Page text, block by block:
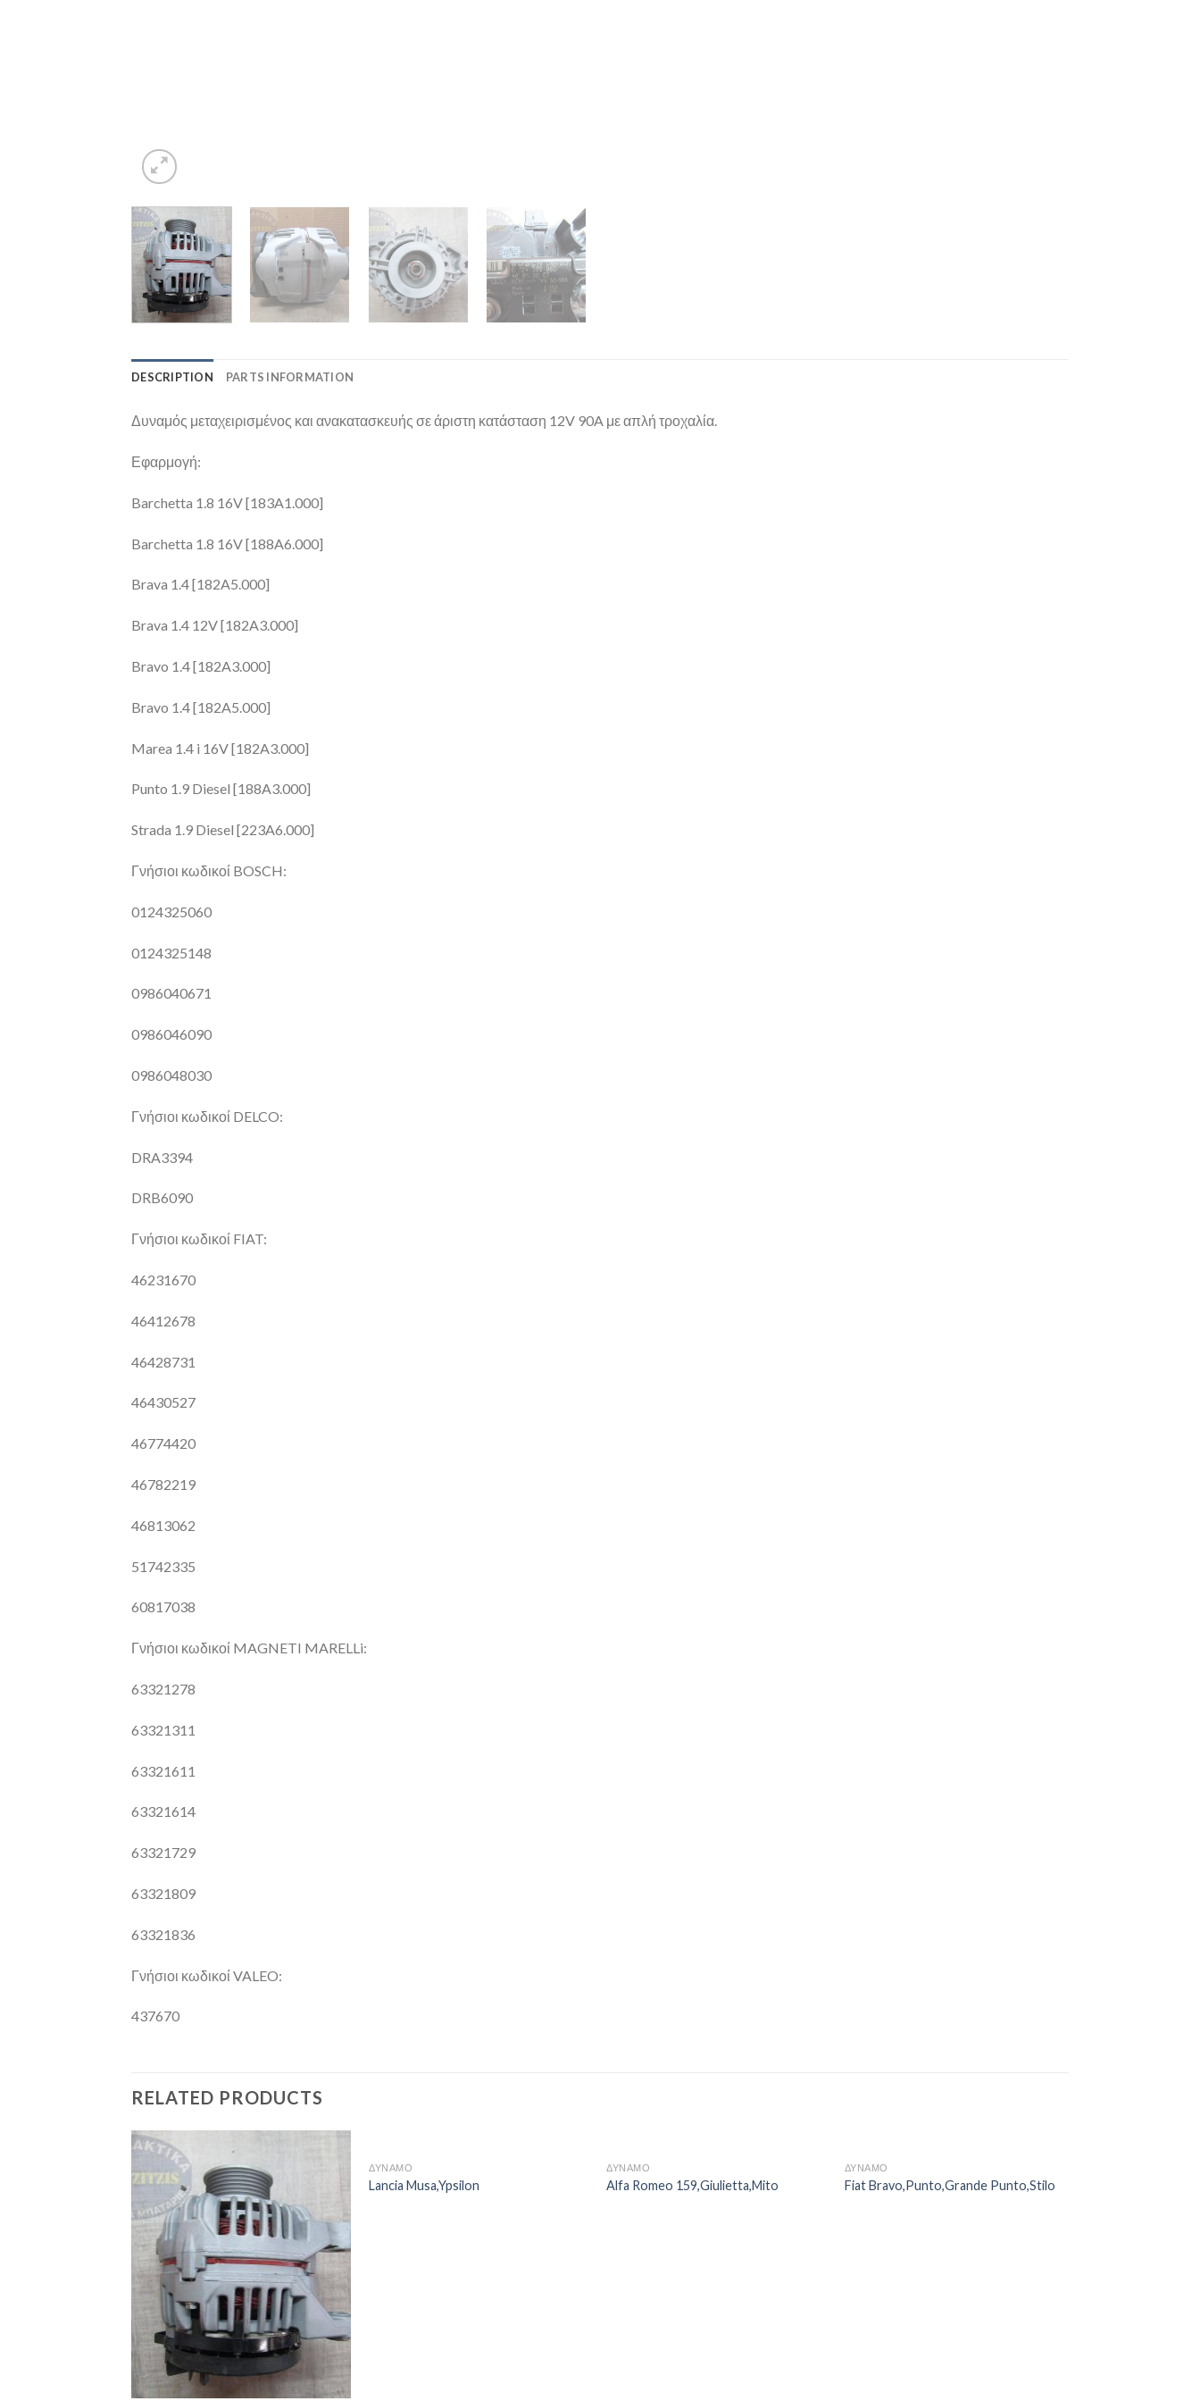
DESCRIPTION PARTS INFORMATION
Δυναμός μεταχειρισμένος και ανακατασκευής σε άριστη κατάσταση 12V 90A με απλή τροχαλία.
Εφαρμογή:
Barchetta 1.8 16V [183A1.000]
Barchetta 1.8 16V [188A6.000]
Brava 1.4 [182A5.000]
Brava 1.4 12V [182A3.000]
Bravo 1.4 [182A3.000]
Bravo 1.4 [182A5.000]
Marea 1.4 i 16V [182A3.000]
Punto 1.9 Diesel [188A3.000]
Strada 1.9 Diesel [223A6.000]
Γνήσιοι κωδικοί BOSCH:
0124325060
0124325148
0986040671
0986046090
0986048030
Γνήσιοι κωδικοί DELCO:
DRA3394
DRB6090
Γνήσιοι κωδικοί FIAT:
46231670
46412678
46428731
46430527
46774420
46782219
46813062
51742335
60817038
Γνήσιοι κωδικοί MAGNETI MARELLi:
63321278
63321311
63321611
63321614
63321729
63321809
63321836
Γνήσιοι κωδικοί VALEO:
437670
RELATED PRODUCTS
ΔΥΝΑΜΟ
Lancia Musa,Ypsilon
ΔΥΝΑΜΟ
Alfa Romeo 159,Giulietta,Mito
ΔΥΝΑΜΟ
Fiat Bravo,Punto,Grande Punto,Stilo